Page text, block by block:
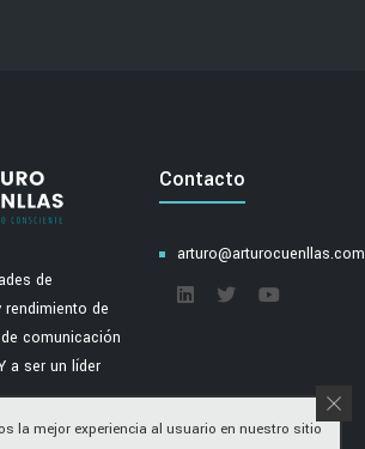
de
de
comunicación
a ser un líder
Contacto
arturo@arturocuenllas.com
la mejor experiencia al usuario en nuestro sitio